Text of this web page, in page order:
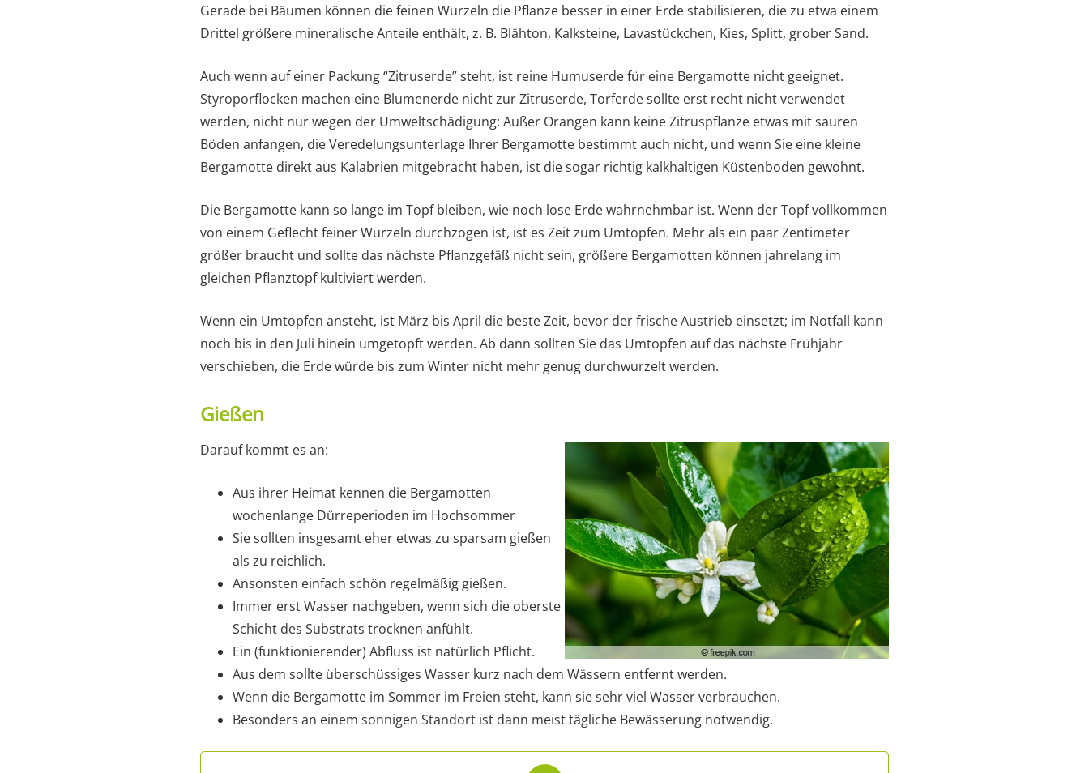
Gerade bei Bäumen können die feinen Wurzeln die Pflanze besser in einer Erde stabilisieren, die zu etwa einem
Drittel größere mineralische Anteile enthält, z. B. Blähton, Kalksteine, Lavastückchen, Kies, Splitt, grober Sand.
Auch wenn auf einer Packung “Zitruserde” steht, ist reine Humuserde für eine Bergamotte nicht geeignet.
Styroporflocken machen eine Blumenerde nicht zur Zitruserde, Torferde sollte erst recht nicht verwendet
werden, nicht nur wegen der Umweltschädigung: Außer Orangen kann keine Zitruspflanze etwas mit sauren
Böden anfangen, die Veredelungsunterlage Ihrer Bergamotte bestimmt auch nicht, und wenn Sie eine kleine
Bergamotte direkt aus Kalabrien mitgebracht haben, ist die sogar richtig kalkhaltigen Küstenboden gewohnt.
Die Bergamotte kann so lange im Topf bleiben, wie noch lose Erde wahrnehmbar ist. Wenn der Topf vollkommen
von einem Geflecht feiner Wurzeln durchzogen ist, ist es Zeit zum Umtopfen. Mehr als ein paar Zentimeter
größer braucht und sollte das nächste Pflanzgefäß nicht sein, größere Bergamotten können jahrelang im
gleichen Pflanztopf kultiviert werden.
Wenn ein Umtopfen ansteht, ist März bis April die beste Zeit, bevor der frische Austrieb einsetzt; im Notfall kann
noch bis in den Juli hinein umgetopft werden. Ab dann sollten Sie das Umtopfen auf das nächste Frühjahr
verschieben, die Erde würde bis zum Winter nicht mehr genug durchwurzelt werden.
Gießen
Darauf kommt es an:
Aus ihrer Heimat kennen die Bergamotten
wochenlange Dürreperioden im Hochsommer
Sie sollten insgesamt eher etwas zu sparsam gießen
als zu reichlich.
Ansonsten einfach schön regelmäßig gießen.
Immer erst Wasser nachgeben, wenn sich die oberste
Schicht des Substrats trocknen anfühlt.
Ein (funktionierender) Abfluss ist natürlich Pflicht.
Aus dem sollte überschüssiges Wasser kurz nach dem Wässern entfernt werden.
Wenn die Bergamotte im Sommer im Freien steht, kann sie sehr viel Wasser verbrauchen.
Besonders an einem sonnigen Standort ist dann meist tägliche Bewässerung notwendig.